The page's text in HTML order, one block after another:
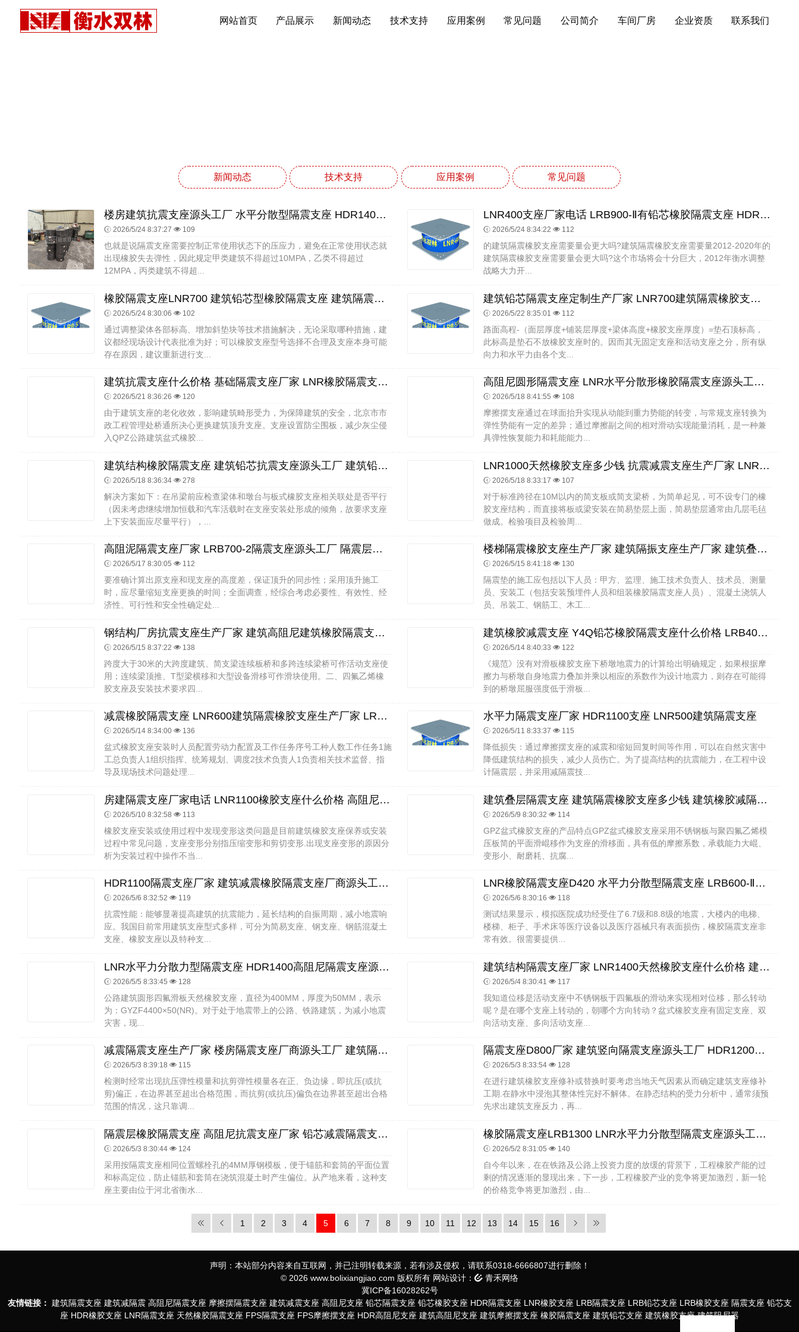
网站首页 产品展示 新闻动态 技术支持 应用案例 常见问题 公司简介 车间厂房 企业资质 联系我们
新闻动态 技术支持 应用案例 常见问题
楼房建筑抗震支座源头工厂 水平分散型隔震支座 HDR1400高阻尼隔震支座
2026/5/24 8:37:27 109
也就是说隔震支座需要控制正常使用状态下的压应力，避免在正常使用状态就
出现橡胶失去弹性，因此规定甲类建筑不得超过10MPA，乙类不得超过
12MPA，丙类建筑不得超...
LNR400支座厂家电话 LRB900-Ⅱ有铅芯橡胶隔震支座 HDR700高阻尼支座
2026/5/24 8:34:22 112
的建筑隔震橡胶支座需要量会更大吗?建筑隔震橡胶支座需要量2012-2020年的
建筑隔震橡胶支座需要量会更大吗?这个市场将会十分巨大，2012年衡水调整
战略大力开...
橡胶隔震支座LNR700 建筑铅芯型橡胶隔震支座 建筑隔震支座多少钱一个
2026/5/24 8:30:06 102
通过调整梁体各部标高、增加斜垫块等技术措施解决，无论采取哪种措施，建
议都经现场设计代表批准为好；可以橡胶支座型号选择不合理及支座本身可能
存在原因，建议重新进行支...
建筑铅芯隔震支座定制生产厂家 LNR700建筑隔震橡胶支座 楼房隔震支座厂家电话
2026/5/22 8:35:01 112
路面高程-（面层厚度+铺装层厚度+梁体高度+橡胶支座厚度）=垫石顶标高，
此标高是垫石不放橡胶支座时的。因而其无固定支座和活动支座之分，所有纵
向力和水平力由各个支...
建筑抗震支座什么价格 基础隔震支座厂家 LNR橡胶隔震支座D420多少钱
2026/5/21 8:36:26 120
由于建筑支座的老化收效，影响建筑畸形受力，为保障建筑的安全，北京市市
政工程管理处桥通所决心更换建筑顶升支座。支座设置防尘围板，减少灰尘侵
入QPZ公路建筑盆式橡胶...
高阻尼圆形隔震支座 LNR水平分散形橡胶隔震支座源头工厂 HDR1300橡胶隔震支座生产厂家
2026/5/18 8:41:55 108
摩擦摆支座通过在球面抬升实现从动能到重力势能的转变，与常规支座转换为
弹性势能有一定的差异；通过摩擦副之间的相对滑动实现能量消耗，是一种兼
具弹性恢复能力和耗能能力...
建筑结构橡胶隔震支座 建筑铅芯抗震支座源头工厂 建筑铅芯橡胶隔震支座LRB500
2026/5/18 8:36:34 278
解决方案如下：在吊梁前应检查梁体和墩台与板式橡胶支座相关联处是否平行
（因未考虑继续增加恒载和汽车活载时在支座安装处形成的倾角，故要求支座
上下安装面应尽量平行），...
LNR1000天然橡胶支座多少钱 抗震减震支座生产厂家 LNR隔震支座900生产厂家
2026/5/18 8:33:17 107
对于标准跨径在10M以内的简支板或简支梁桥，为简单起见，可不设专门的橡
胶支座结构，而直接将板或梁安装在简易垫层上面，简易垫层通常由几层毛毡
做成。检验项目及检验周...
高阻泥隔震支座厂家 LRB700-2隔震支座源头工厂 隔震层橡胶支座厂家
2026/5/17 8:30:05 112
要准确计算出原支座和现支座的高度差，保证顶升的同步性；采用顶升施工
时，应尽量缩短支座更换的时间；全面调查，经综合考虑必要性、有效性、经
济性、可行性和安全性确定处...
楼梯隔震橡胶支座生产厂家 建筑隔振支座生产厂家 建筑叠层橡胶隔震支座生产厂家
2026/5/15 8:41:18 130
隔震垫的施工应包括以下人员：甲方、监理、施工技术负责人、技术员、测量
员、安装工（包括安装预埋件人员和组装橡胶隔震支座人员）、混凝土浇筑人
员、吊装工、钢筋工、木工...
钢结构厂房抗震支座生产厂家 建筑高阻尼建筑橡胶隔震支座生产厂家 国内隔震支座厂家
2026/5/15 8:37:22 138
跨度大于30米的大跨度建筑、简支梁连续板桥和多跨连续梁桥可作活动支座使
用；连续梁顶推、T型梁横移和大型设备滑移可作滑块使用。二、四氟乙烯橡
胶支座及安装技术要求四...
建筑橡胶减震支座 Y4Q铅芯橡胶隔震支座什么价格 LRB400铅芯支座厂家电话
2026/5/14 8:40:33 122
《规范》没有对滑板橡胶支座下桥墩地震力的计算给出明确规定，如果根据摩
擦力与桥墩自身地震力叠加并乘以相应的系数作为设计地震力，则存在可能得
到的桥墩屈服强度低于滑板...
减震橡胶隔震支座 LNR600建筑隔震橡胶支座生产厂家 LRB1200铅芯橡胶隔震支座源头工厂
2026/5/14 8:34:00 136
盆式橡胶支座安装时人员配置劳动力配置及工作任务序号工种人数工作任务1施
工总负责人1组织指挥、统筹规划、调度2技术负责人1负责相关技术监督、指
导及现场技术问题处理...
水平力隔震支座厂家 HDR1100支座 LNR500建筑隔震支座
2026/5/11 8:33:37 115
降低损失：通过摩擦摆支座的减震和缩短回复时间等作用，可以在自然灾害中
降低建筑结构的损失，减少人员伤亡。为了提高结构的抗震能力，在工程中设
计隔震层，并采用减隔震技...
房建隔震支座厂家电话 LNR1100橡胶支座什么价格 高阻尼支座减震支座源头工厂
2026/5/10 8:32:58 113
橡胶支座安装或使用过程中发现变形这类问题是目前建筑橡胶支座保养或安装
过程中常见问题，支座变形分别指压缩变形和剪切变形.出现支座变形的原因分
析为安装过程中操作不当...
建筑叠层隔震支座 建筑隔震橡胶支座多少钱 建筑橡胶减隔震支座厂家
2026/5/9 8:30:32 114
GPZ盆式橡胶支座的产品特点GPZ盆式橡胶支座采用不锈钢板与聚四氟乙烯模
压板简的平面滑崐移作为支座的滑移面，具有低的摩擦系数，承载能力大崐、
变形小、耐磨耗、抗腐...
HDR1100隔震支座厂家 建筑减震橡胶隔震支座厂商源头工厂 LNR建筑隔震支座源头工厂
2026/5/6 8:32:52 119
抗震性能：能够显著提高建筑的抗震能力，延长结构的自振周期，减小地震响
应。我国目前常用建筑支座型式多样，可分为简易支座、钢支座、钢筋混凝土
支座、橡胶支座以及特种支...
LNR橡胶隔震支座D420 水平力分散型隔震支座 LRB600-Ⅱ铅芯橡胶隔震支座厂家
2026/5/6 8:30:16 118
测试结果显示，模拟医院成功经受住了6.7级和8.8级的地震，大楼内的电梯、
楼梯、柜子、手术床等医疗设备以及医疗器械只有表面损伤，橡胶隔震支座非
常有效。很需要提供...
LNR水平力分散力型隔震支座 HDR1400高阻尼隔震支座源头工厂 LRB橡胶隔震支座1100
2026/5/5 8:33:45 128
公路建筑圆形四氟滑板天然橡胶支座，直径为400MM，厚度为50MM，表示
为：GYZF4400×50(NR)。对于处于地震带上的公路、铁路建筑，为减小地震
灾害，现...
建筑结构隔震支座厂家 LNR1400天然橡胶支座什么价格 建筑隔震支座(LRB型)生产厂家
2026/5/4 8:30:41 117
我知道位移是活动支座中不锈钢板于四氟板的滑动来实现相对位移，那么转动
呢？是在哪个支座上转动的，朝哪个方向转动？盆式橡胶支座有固定支座、双
向活动支座、多向活动支座...
减震隔震支座生产厂家 楼房隔震支座厂商源头工厂 建筑隔震支座LNR-700生产厂家
2026/5/3 8:39:18 115
检测时经常出现抗压弹性模量和抗剪弹性模量各在正、负边缘，即抗压(或抗
剪)偏正，在边界甚至超出合格范围，而抗剪(或抗压)偏负在边界甚至超出合格
范围的情况，这只靠调...
隔震支座D800厂家 建筑竖向隔震支座源头工厂 HDR1200高阻尼橡胶隔震支座
2026/5/3 8:33:54 128
在进行建筑橡胶支座修补或替换时要考虑当地天气因素从而确定建筑支座修补
工期.在静水中浸泡其整体性完好不解体。在静态结构的受力分析中，通常须预
先求出建筑支座反力，再...
隔震层橡胶隔震支座 高阻尼抗震支座厂家 铅芯减震隔震支座厂家
2026/5/3 8:30:44 124
采用按隔震支座相同位置螺栓孔的4MM厚钢模板，便于锚筋和套筒的平面位置
和标高定位，防止锚筋和套筒在浇筑混凝土时产生偏位。从产地来看，这种支
座主要由位于河北省衡水...
橡胶隔震支座LRB1300 LNR水平力分散型隔震支座源头工厂 隔震支座产地源头工厂
2026/5/2 8:31:05 140
自今年以来，在在铁路及公路上投资力度的放缓的背景下，工程橡胶产能的过
剩的情况逐渐的显现出来，下一步，工程橡胶产业的竞争将更加激烈，新一轮
的价格竞争将更加激烈，由...
1 2 3 4 5 6 7 8 9 10 11 12 13 14 15 16
声明：本站部分内容来自互联网，并已注明转载来源，若有涉及侵权，请联系0318-6666807进行删除！
© 2026 www.bolixiangjiao.com 版权所有 网站设计：
青禾网络
冀ICP备16028262号
友情链接： 建筑隔震支座 建筑减隔震 高阻尼隔震支座 摩擦摆隔震支座 建筑减震支座 高阻尼支座 铅芯隔震支座 铅芯橡胶支座 HDR隔震支座 LNR橡胶支座 LRB隔震支座 LRB铅芯支座 LRB橡胶支座 隔震支座 铅芯支
座 HDR橡胶支座 LNR隔震支座 天然橡胶隔震支座 FPS隔震支座 FPS摩擦摆支座 HDR高阻尼支座 建筑高阻尼支座 建筑摩擦摆支座 橡胶隔震支座 建筑铅芯支座 建筑橡胶支座 建筑阻尼器